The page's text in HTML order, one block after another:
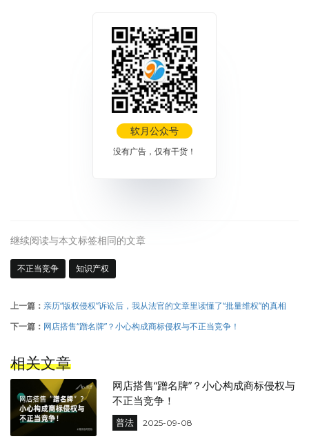
软月公众号
没有广告，仅有干货！
继续阅读与本文标签相同的文章
不正当竞争 知识产权
上一篇： 亲历“版权侵权”诉讼后，我从法官的文章里读懂了“批量维权”的真相
下一篇： 网店搭售“蹭名牌”？小心构成商标侵权与不正当竞争！
相关文章
网店搭售“蹭名牌”？小心构成商标侵权与
不正当竞争！
普法 2025-09-08